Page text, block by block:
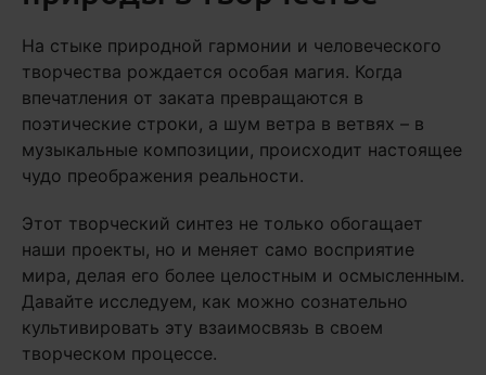
На стыке природной гармонии и человеческого
творчества рождается особая магия. Когда
впечатления от заката превращаются в
поэтические строки, а шум ветра в ветвях – в
музыкальные композиции, происходит настоящее
чудо преображения реальности.
Этот творческий синтез не только обогащает
наши проекты, но и меняет само восприятие
мира, делая его более целостным и осмысленным.
Давайте исследуем, как можно сознательно
культивировать эту взаимосвязь в своем
творческом процессе.